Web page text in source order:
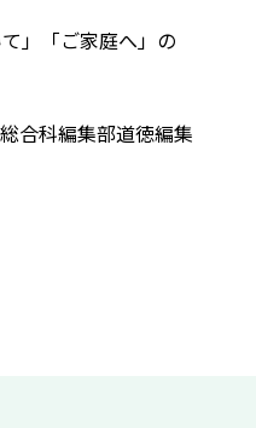
」「ご家庭へ」の
合科編集部道徳編集